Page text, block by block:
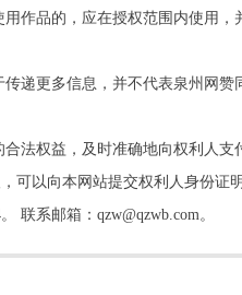
作品的，应在授权范围内使用，
递更多信息，并不代表泉州网赞
法权益，及时准确地向权利人支
可以向本网站提交权利人身份证
联系邮箱：qzw@qzwb.com。